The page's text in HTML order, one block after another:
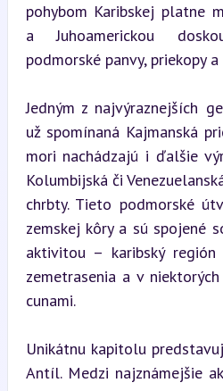
pohybom Karibskej platne
a Juhoamerickou
podmorské panvy, priekopy
Jedným z najvýraznejších
už spomínaná Kajmanská
mori nachádzajú i ďalšie
Kolumbijská či
chrbty. Tieto podmorské
zemskej kôry a sú spojené
aktivitou – karibský
zemetrasenia a v
cunami.
Unikátnu kapitolu
Antíl. Medzi najznámejšie